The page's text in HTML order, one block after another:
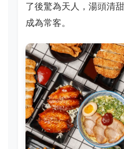
了後驚為天人，湯頭清
成為常客。